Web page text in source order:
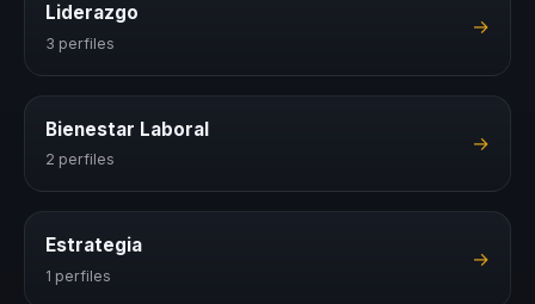
Liderazgo
3 perfiles
→
Bienestar Laboral
2 perfiles
→
Estrategia
1 perfiles
→